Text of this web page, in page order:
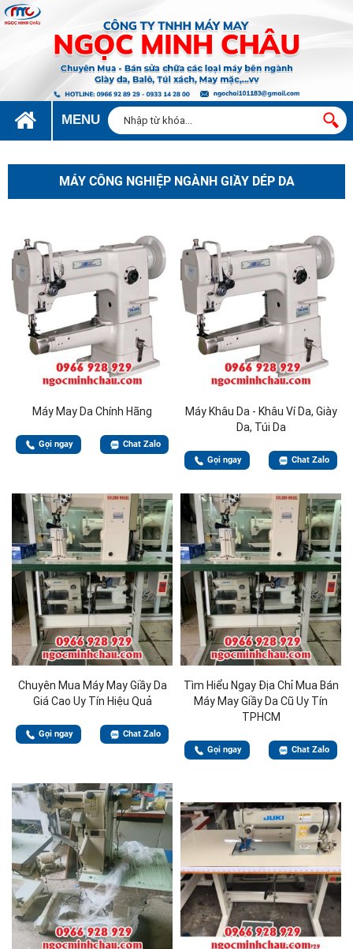
MENU
MÁY CÔNG NGHIỆP NGÀNH GIẦY DÉP DA
Máy May Da Chính Hãng
Gọi ngay Chat Zalo
Máy Khâu Da - Khâu Ví Da, Giày
Da, Túi Da
Gọi ngay Chat Zalo
Chuyên Mua Máy May Giầy Da
Giá Cao Uy Tín Hiệu Quả
Gọi ngay Chat Zalo
Tìm Hiểu Ngay Địa Chỉ Mua Bán
Máy May Giầy Da Cũ Uy Tín
TPHCM
Gọi ngay Chat Zalo